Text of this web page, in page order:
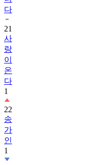
21
사
랑
이
온
다
1
22
송
가
인
1
23
아